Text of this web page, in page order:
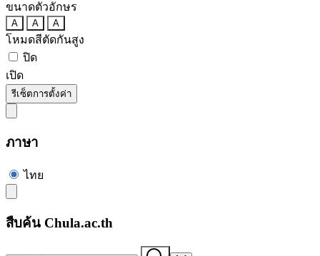
ขนาดตัวอักษร
A A A
โหมดสีตัดกันสูง
ปิด
เปิด
รีเซ็ตการตั้งค่า
ภาษา
ไทย
สืบค้น Chula.ac.th